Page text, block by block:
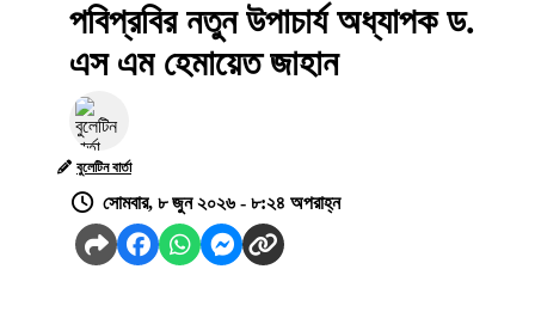
পবিপ্রবির নতুন উপাচার্য অধ্যাপক ড.
এস এম হেমায়েত জাহান
বুলেটিন বার্তা
সোমবার, ৮ জুন ২০২৬ - ৮:২৪ অপরাহ্ন